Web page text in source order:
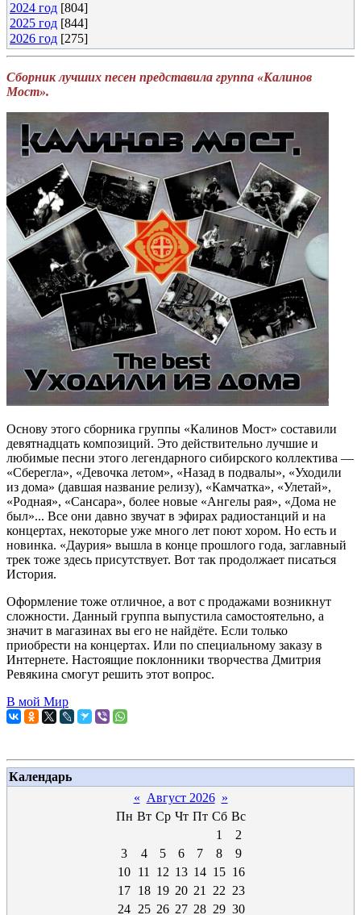
2024 год [804]
2025 год [844]
2026 год [275]
Сборник лучших песен представила группа «Калинов
Мост».
Основу этого сборника группы «Калинов Мост» составили
девятнадцать композиций. Это действительно лучшие и
любимые песни этого легендарного сибирского коллектива —
«Сберегла», «Девочка летом», «Назад в подвалы», «Уходили
из дома» (давшая название релизу), «Камчатка», «Улетай»,
«Родная», «Сансара», более новые «Ангелы рая», «Дома не
был»... Все они давно звучат в эфирах радиостанций и на
концертах, некоторые уже много лет поют хором. Но есть и
новинка. «Даурия» вышла в конце прошлого года, заглавный
трек тоже здесь присутствует. Вот так продолжает писаться
История.
Оформление тоже отличное, а вот с продажами возникнут
сложности. Данный группа выпустила самостоятельно, а
значит в магазинах вы его не найдёте. Если только
приобрести на концертах. Или по специальному заказу в
Интернете. Настоящие поклонники творчества Дмитрия
Ревякина смогут решить этот вопрос.
В мой Мир
Календарь
« Август 2026 »
Пн Вт Ср Чт Пт Сб Вс
1
2
3
4 5 6 7 8
9
10 11 12 13 14 15 16
17 18 19 20 21 22 23
24 25 26 27 28 29 30